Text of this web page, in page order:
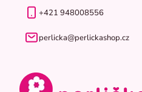
+421 948008556
perlicka@perlickashop.cz